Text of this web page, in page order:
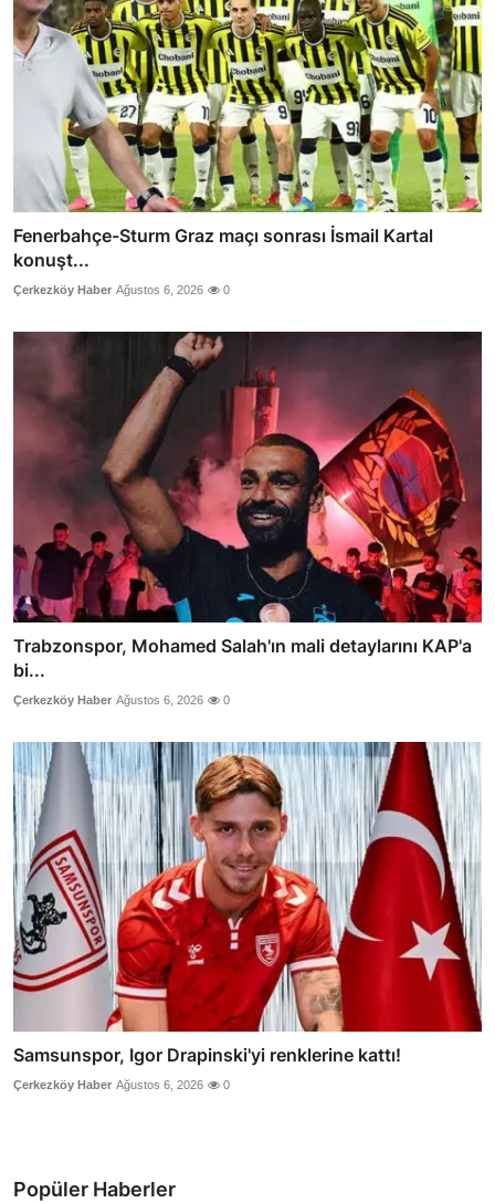
Fenerbahçe-Sturm Graz maçı sonrası İsmail Kartal
konuşt...
Çerkezköy Haber Ağustos 6, 2026 0
Trabzonspor, Mohamed Salah'ın mali detaylarını KAP'a
bi...
Çerkezköy Haber Ağustos 6, 2026 0
Samsunspor, Igor Drapinski'yi renklerine kattı!
Çerkezköy Haber Ağustos 6, 2026 0
Popüler Haberler